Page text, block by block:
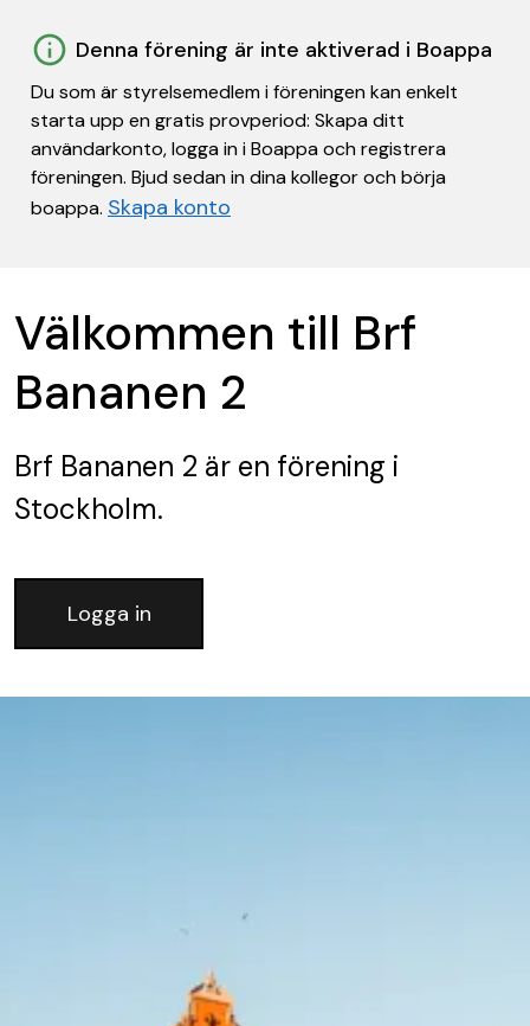
Denna förening är inte aktiverad i Boappa
Du som är styrelsemedlem i föreningen kan enkelt
starta upp en gratis provperiod: Skapa ditt
användarkonto, logga in i Boappa och registrera
föreningen. Bjud sedan in dina kollegor och börja
boappa. Skapa konto
Välkommen till Brf
Bananen 2
Brf Bananen 2 är en förening i
Stockholm.
Logga in